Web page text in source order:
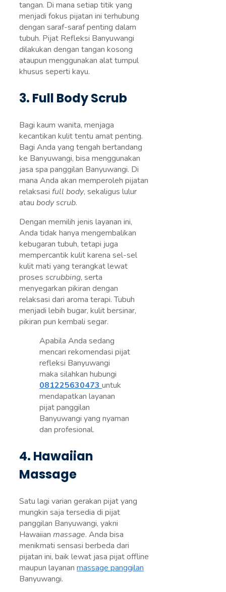
tangan. Di mana setiap titik yang
menjadi fokus pijatan ini terhubung
dengan saraf-saraf penting dalam
tubuh. Pijat Refleksi Banyuwangi
dilakukan dengan tangan kosong
ataupun menggunakan alat tumpul
khusus seperti kayu.
3. Full Body Scrub
Bagi kaum wanita, menjaga
kecantikan kulit tentu amat penting.
Bagi Anda yang tengah bertandang
ke Banyuwangi, bisa menggunakan
jasa spa panggilan Banyuwangi. Di
mana Anda akan memperoleh pijatan
relaksasi full body, sekaligus lulur
atau body scrub.
Dengan memilih jenis layanan ini,
Anda tidak hanya mengembalikan
kebugaran tubuh, tetapi juga
mempercantik kulit karena sel-sel
kulit mati yang terangkat lewat
proses scrubbing, serta
menyegarkan pikiran dengan
relaksasi dari aroma terapi. Tubuh
menjadi lebih bugar, kulit bersinar,
pikiran pun kembali segar.
Apabila Anda sedang
mencari rekomendasi pijat
refleksi Banyuwangi
maka silahkan hubungi
081225630473 untuk
mendapatkan layanan
pijat panggilan
Banyuwangi yang nyaman
dan profesional.
4. Hawaiian
Massage
Satu lagi varian gerakan pijat yang
mungkin saja tersedia di pijat
panggilan Banyuwangi, yakni
Hawaiian massage. Anda bisa
menikmati sensasi berbeda dari
pijatan ini, baik lewat jasa pijat offline
maupun layanan massage panggilan
Banyuwangi.